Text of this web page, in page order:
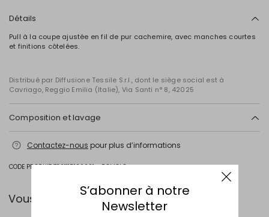
Détails
Pull à la coupe ajustée en fil de pur cachemire, avec manches courtes
et finitions côtelées.
Distribué par Diffusione Tessile S.r.l., dont le siège social est à
Cavriago, Reggio Emilia (Italie), Via Santi n° 8, 42025
Composition et lavage
chloré interdit; séchage à plat à l'ombre; repassage max 120 °c;
: Fiche produit relative aux qualités ou
caractéristiques environnementales
Contactez-nous pour plus d’informations
CODE PRODUIT 7361115106001 - ROMOLO
Vous pouvez l’associer avec…
S’abonner à notre
Newsletter